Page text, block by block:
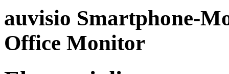
auvisio Smartphone-
Office Monitor